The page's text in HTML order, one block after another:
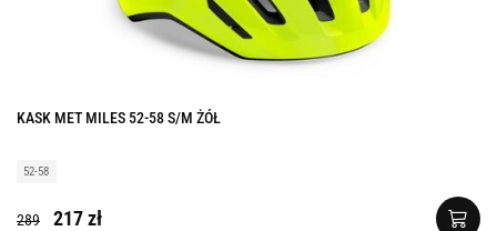
KASK MET MILES 52-58 S/M ŻÓŁ
52-58
289 217 zł